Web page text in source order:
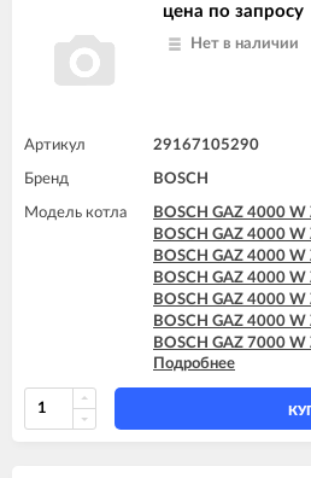
цена по запросу
Нет в наличии
Артикул 29167105290
Бренд BOSCH
Модель котла
BOSCH GAZ 4000 W
BOSCH GAZ 4000 W
BOSCH GAZ 4000 W
BOSCH GAZ 4000
BOSCH GAZ 4000
BOSCH GAZ 4000
BOSCH GAZ 7000 W
BOSCH GAZ 7000 W
BOSCH GAZ 7000 W
BOSCH GAZ 7000 W
BOSCH GAZ 7000
Подробнее